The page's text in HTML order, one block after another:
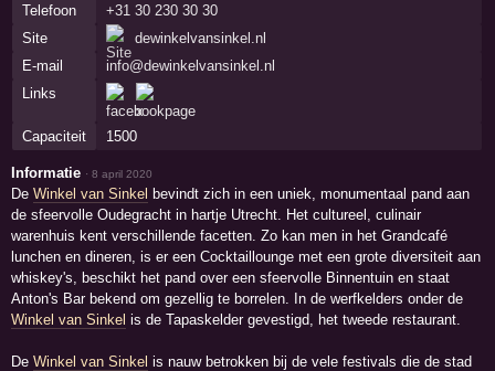
Telefoon
+31 30 230 30 30
Site
dewinkelvansinkel.nl
E-mail
info@dewinkelvansinkel.nl
Links
Capaciteit 1500
Informatie ·8 april 2020
DeWinkel van Sinkel bevindt zich in een uniek, monumentaal pand aan
de sfeervolle Oudegracht in hartje Utrecht. Het cultureel, culinair
warenhuis kent verschillende facetten. Zo kan men in het Grandcafé
lunchen en dineren, is er een Cocktaillounge met een grote diversiteit aan
whiskey's, beschikt het pand over een sfeervolle Binnentuin en staat
Anton's Bar bekend om gezellig te borrelen. In de werfkelders onder de
Winkel van Sinkel is de Tapaskelder gevestigd, het tweede restaurant.
DeWinkel van Sinkel is nauw betrokken bij de vele festivals die de stad